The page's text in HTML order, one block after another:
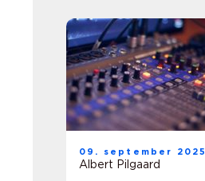
09. september 2025
Albert Pilgaard